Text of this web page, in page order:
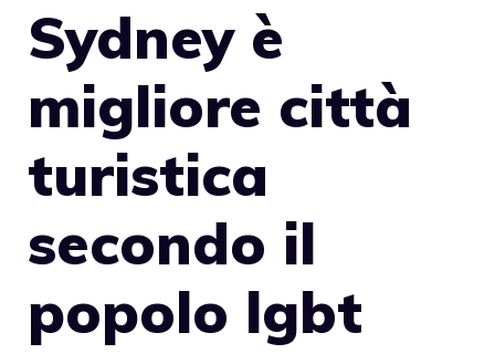
Sydney è
migliore città
turistica
secondo il
popolo lgbt